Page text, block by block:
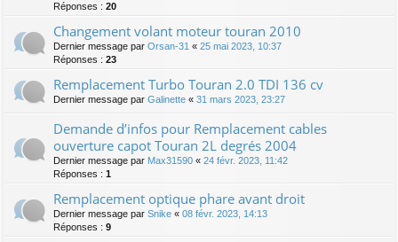
Réponses : 20
Changement volant moteur touran 2010
Dernier message par Orsan-31 « 25 mai 2023, 10:37
Réponses : 23
Remplacement Turbo Touran 2.0 TDI 136 cv
Dernier message par Galinette « 31 mars 2023, 23:27
Demande d’infos pour Remplacement cables
ouverture capot Touran 2L degrés 2004
Dernier message par Max31590 « 24 févr. 2023, 11:42
Réponses : 1
Remplacement optique phare avant droit
Dernier message par Snike « 08 févr. 2023, 14:13
Réponses : 9